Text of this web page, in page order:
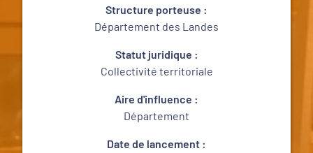
Structure porteuse :
Département des Landes
Statut juridique :
Collectivité territoriale
Aire d'influence :
Département
Date de lancement :